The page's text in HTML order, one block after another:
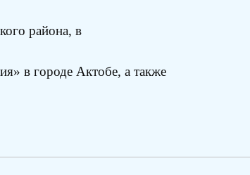
района, в
в городе Актобе, а также